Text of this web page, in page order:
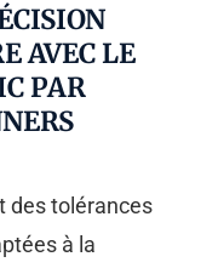
AVEC LE
PAR
des tolérances
à la